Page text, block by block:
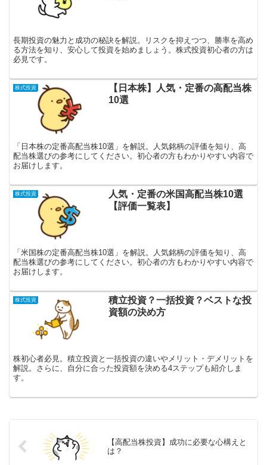
長期投資の魅力と成功の秘訣を解説。リスクを抑えつつ、勝率を高め
る方法を知り、安心して投資を始めましょう。株式投資初心者の方は
必見です。
株式投資
【日本株】人気・定番の高配当株
10選
「日本株の定番高配当株10選」を解説。人気銘柄の評価を知り、高
配当株選びの参考にしてください。初心者の方もわかりやすい内容で
お届けします。
株式投資
人気・定番の米国高配当株10選
【評価一覧表】
「米国株の定番高配当株10選」を解説。人気銘柄の評価を知り、高
配当株選びの参考にしてください。初心者の方もわかりやすい内容で
お届けします。
株式投資
積立投資？一括投資？ベストな投
資額の決め方
株初心者必見。積立投資と一括投資の違いやメリット・デメリットを
解説。さらに、自分に合った投資額を決める4ステップも紹介しま
す。
【高配当株投資】成功に必要な心構えと
は？